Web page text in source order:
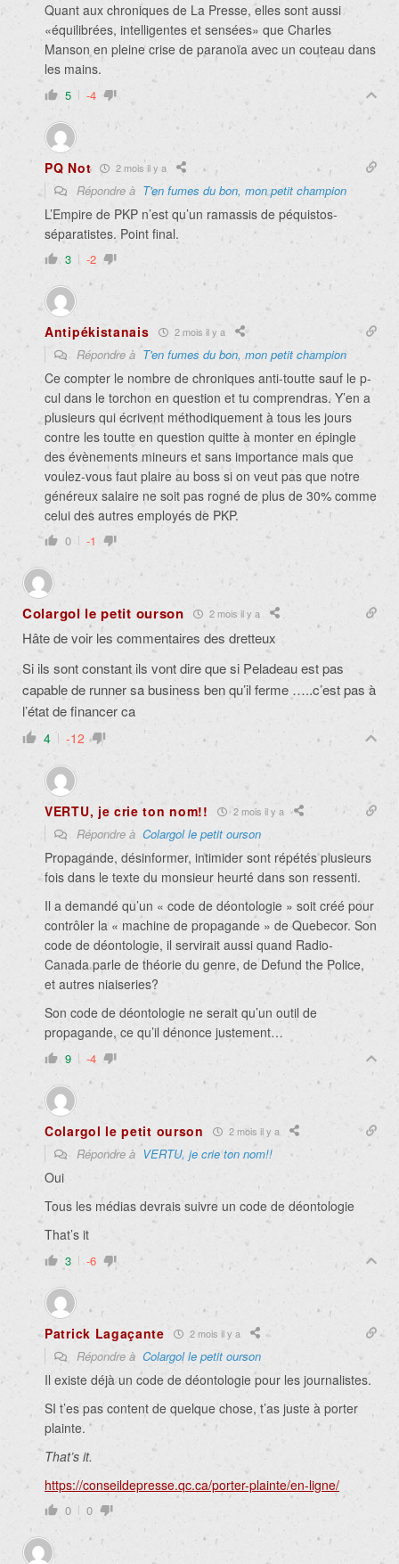
Quant aux chroniques de La Presse, elles sont aussi
«équilibrées, intelligentes et sensées» que Charles
Manson en pleine crise de paranoïa avec un couteau dans
les mains.
5 -4
PQ Not 2 mois il y a
Répondre à T'en fumes du bon, mon petit champion
L’Empire de PKP n’est qu’un ramassis de péquistos-
séparatistes. Point final.
3 -2
Antipékistanais 2 mois il y a
Répondre à T'en fumes du bon, mon petit champion
Ce compter le nombre de chroniques anti-toutte sauf le p-
cul dans le torchon en question et tu comprendras. Y’en a
plusieurs qui écrivent méthodiquement à tous les jours
contre les toutte en question quitte à monter en épingle
des évènements mineurs et sans importance mais que
voulez-vous faut plaire au boss si on veut pas que notre
généreux salaire ne soit pas rogné de plus de 30% comme
celui des autres employés de PKP.
0 -1
Colargol le petit ourson 2 mois il y a
Hâte de voir les commentaires des dretteux
Si ils sont constant ils vont dire que si Peladeau est pas
capable de runner sa business ben qu’il ferme …..c’est pas à
l’état de financer ca
4 -12
VERTU, je crie ton nom!! 2 mois il y a
Répondre à Colargol le petit ourson
Propagande, désinformer, intimider sont répétés plusieurs
fois dans le texte du monsieur heurté dans son ressenti.
Il a demandé qu’un « code de déontologie » soit créé pour
contrôler la « machine de propagande » de Quebecor. Son
code de déontologie, il servirait aussi quand Radio-
Canada parle de théorie du genre, de Defund the Police,
et autres niaiseries?
Son code de déontologie ne serait qu’un outil de
propagande, ce qu’il dénonce justement…
9 -4
Colargol le petit ourson 2 mois il y a
Répondre à VERTU, je crie ton nom!!
Oui
Tous les médias devrais suivre un code de déontologie
That’s it
3 -6
Patrick Lagaçante 2 mois il y a
Répondre à Colargol le petit ourson
Il existe déjà un code de déontologie pour les journalistes.
SI t’es pas content de quelque chose, t’as juste à porter
plainte.
That’s it.
https://conseildepresse.qc.ca/porter-plainte/en-ligne/
0 0